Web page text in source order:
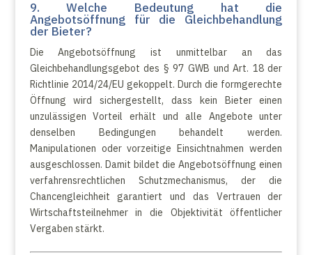
9. Welche Bedeutung hat die
Angebotsöffnung für die Gleichbehandlung
der Bieter?
Die Angebotsöffnung ist unmittelbar an das
Gleichbehandlungsgebot des § 97 GWB und Art. 18 der
Richtlinie 2014/24/EU gekoppelt. Durch die formgerechte
Öffnung wird sichergestellt, dass kein Bieter einen
unzulässigen Vorteil erhält und alle Angebote unter
denselben Bedingungen behandelt werden.
Manipulationen oder vorzeitige Einsichtnahmen werden
ausgeschlossen. Damit bildet die Angebotsöffnung einen
verfahrensrechtlichen Schutzmechanismus, der die
Chancengleichheit garantiert und das Vertrauen der
Wirtschaftsteilnehmer in die Objektivität öffentlicher
Vergaben stärkt.